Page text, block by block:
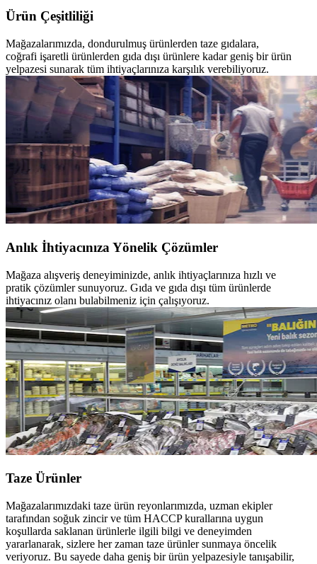
Ürün Çeşitliliği
Mağazalarımızda, dondurulmuş ürünlerden taze gıdalara,
coğrafi işaretli ürünlerden gıda dışı ürünlere kadar geniş bir ürün
yelpazesi sunarak tüm ihtiyaçlarınıza karşılık verebiliyoruz.
Anlık İhtiyacınıza Yönelik Çözümler
Mağaza alışveriş deneyiminizde, anlık ihtiyaçlarınıza hızlı ve
pratik çözümler sunuyoruz. Gıda ve gıda dışı tüm ürünlerde
ihtiyacınız olanı bulabilmeniz için çalışıyoruz.
Taze Ürünler
Mağazalarımızdaki taze ürün reyonlarımızda, uzman ekipler
tarafından soğuk zincir ve tüm HACCP kurallarına uygun
koşullarda saklanan ürünlerle ilgili bilgi ve deneyimden
yararlanarak, sizlere her zaman taze ürünler sunmaya öncelik
veriyoruz. Bu sayede daha geniş bir ürün yelpazesiyle tanışabilir,